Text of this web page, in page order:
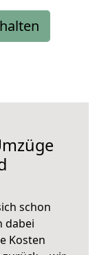
schon
dabei
Kosten